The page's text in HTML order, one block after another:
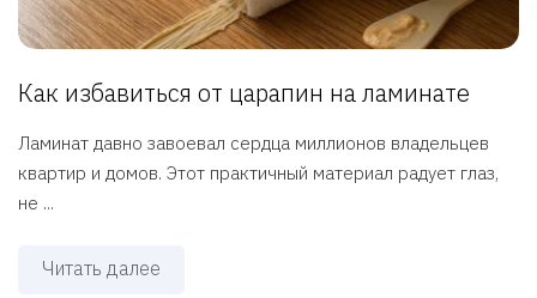
Как избавиться от царапин на ламинате
Ламинат давно завоевал сердца миллионов владельцев
квартир и домов. Этот практичный материал радует глаз,
не ...
Читать далее